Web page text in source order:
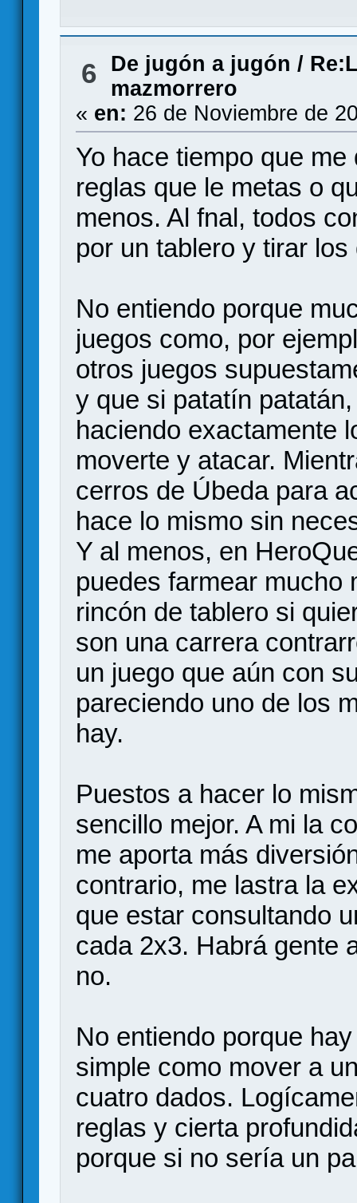
6 De jugón a jugón /
mazmorrero
« en: 26 de Noviembre de
Yo hace tiempo que
reglas que le metas o
menos. Al fnal, todos
por un tablero y tirar los
No entiendo porque
juegos como, por
otros juegos
y que si patatín
haciendo exactamente
moverte y atacar.
cerros de Úbeda para
hace lo mismo sin
Y al menos, en
puedes farmear mucho
rincón de tablero si
son una carrera
un juego que aún con
pareciendo uno de los
hay.
Puestos a hacer lo
sencillo mejor. A mi la
me aporta más
contrario, me lastra la
que estar consultando
cada 2x3. Habrá gente
no.
No entiendo porque
simple como mover a
cuatro dados.
reglas y cierta
porque si no sería un